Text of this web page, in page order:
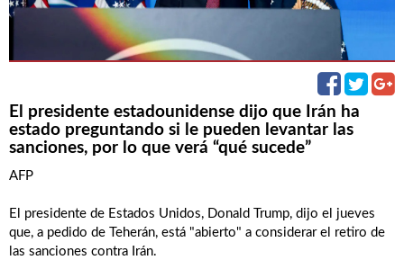
El presidente estadounidense dijo que Irán ha
estado preguntando si le pueden levantar las
sanciones, por lo que verá “qué sucede”
AFP
El presidente de Estados Unidos, Donald Trump, dijo el jueves
que, a pedido de Teherán, está "abierto" a considerar el retiro de
las sanciones contra Irán.